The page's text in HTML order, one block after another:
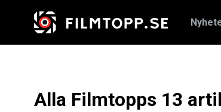
Alla Filmtopps 13